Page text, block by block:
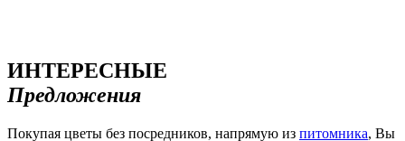
ИНТЕРЕСНЫЕ
Предложения
Покупая цветы без посредников, напрямую из питомника, Вы